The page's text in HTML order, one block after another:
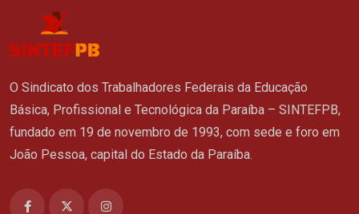
O Sindicato dos Trabalhadores Federais da Educação
Básica, Profissional e Tecnológica da Paraíba – SINTEFPB,
fundado em 19 de novembro de 1993, com sede e foro em
João Pessoa, capital do Estado da Paraíba.